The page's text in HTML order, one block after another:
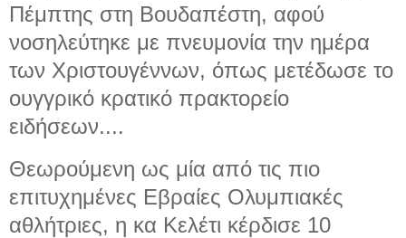
Πέμπτης στη Βουδαπέστη, αφού
νοσηλεύτηκε με πνευμονία την ημέρα
των Χριστουγέννων, όπως μετέδωσε το
ουγγρικό κρατικό πρακτορείο
ειδήσεων....
Θεωρούμενη ως μία από τις πιο
επιτυχημένες Εβραίες Ολυμπιακές
αθλήτριες, η κα Κελέτι κέρδισε 10